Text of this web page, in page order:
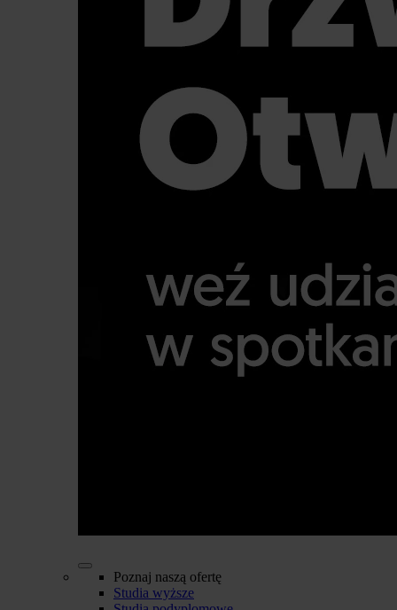
Poznaj naszą ofertę
Studia wyższe